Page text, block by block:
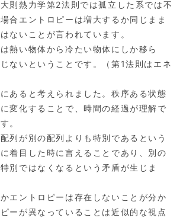
則熱力学第2法則では孤立した系では不
合エントロピーは増大するか同じまま
ないことが言われています。
熱い物体から冷たい物体にしか移ら
ないということです。（第1法則はエネ
あると考えられました。秩序ある状態
変化することで、時間の経過が理解で
。
列が別の配列よりも特別であるという
着目した時に言えることであり、別の
別ではなくなるという矛盾が生じま
エントロピーは存在しないことが分か
ーが異なっていることは近似的な視点